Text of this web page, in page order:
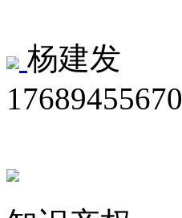
杨建发
17689455670